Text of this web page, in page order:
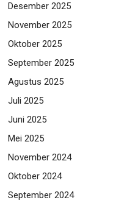
Desember 2025
November 2025
Oktober 2025
September 2025
Agustus 2025
Juli 2025
Juni 2025
Mei 2025
November 2024
Oktober 2024
September 2024